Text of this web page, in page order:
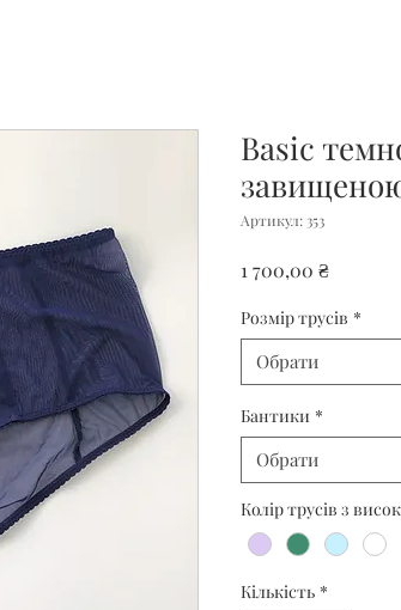
Basic
Артикул: 353
1 700,00 ₴Ціна
Розмір трусів *
Обрати
Бантики *
Обрати
Колір трусів з
Кількість *